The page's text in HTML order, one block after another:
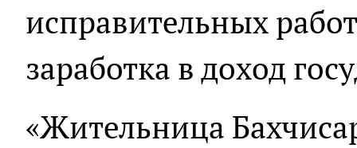
исправительных
заработка в доход
«Жительница